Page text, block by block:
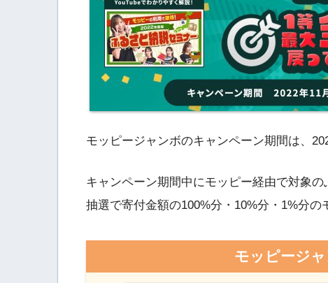
モッピージャンボのキャンペーン期間は、
キャンペーン期間中にモッピー経由で対象
抽選で寄付金額の100%分・10%分・1%分の
モッピージ